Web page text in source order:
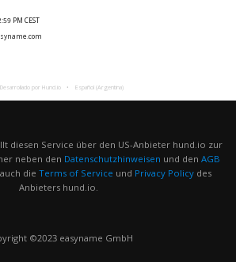
PM CEST
Desarrollado por Hund.io Español (Argentina)
diesen Service über den US-Anbieter hund.io zur
neben den Datenschutzhinweisen und den AGB
die Terms of Service und Privacy Policydes
Anbieters hund.io.
©2023 easyname GmbH